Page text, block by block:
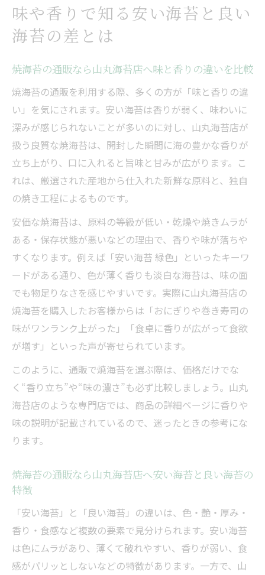
味や香りで知る安い海苔と良い
海苔の差とは
焼海苔の通販なら山丸海苔店へ味と香りの違いを比較
焼海苔の通販を利用する際、多くの方が「味と香りの違
い」を気にされます。安い海苔は香りが弱く、味わいに
深みが感じられないことが多いのに対し、山丸海苔店が
扱う良質な焼海苔は、開封した瞬間に海の豊かな香りが
立ち上がり、口に入れると旨味と甘みが広がります。こ
れは、厳選された産地から仕入れた新鮮な原料と、独自
の焼き工程によるものです。
安価な焼海苔は、原料の等級が低い・乾燥や焼きムラが
ある・保存状態が悪いなどの理由で、香りや味が落ちや
すくなります。例えば「安い海苔 緑色」といったキーワ
ードがある通り、色が薄く香りも淡白な海苔は、味の面
でも物足りなさを感じやすいです。実際に山丸海苔店の
焼海苔を購入したお客様からは「おにぎりや巻き寿司の
味がワンランク上がった」「食卓に香りが広がって食欲
が増す」といった声が寄せられています。
このように、通販で焼海苔を選ぶ際は、価格だけでな
く“香り立ち”や“味の濃さ”も必ず比較しましょう。山丸
海苔店のような専門店では、商品の詳細ページに香りや
味の説明が記載されているので、迷ったときの参考にな
ります。
焼海苔の通販なら山丸海苔店へ安い海苔と良い海苔の
特徴
「安い海苔」と「良い海苔」の違いは、色・艶・厚み・
香り・食感など複数の要素で見分けられます。安い海苔
は色にムラがあり、薄くて破れやすい、香りが弱い、食
感がパリッとしないなどの特徴があります。一方で、山